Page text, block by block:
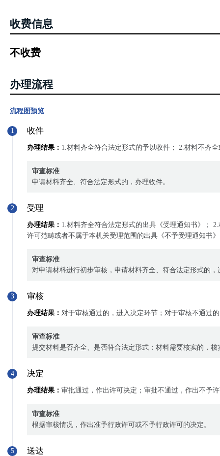
收费信息
不收费
办理流程
流程图预览
1 收件
办理结果： 1.材料齐全符合法定形式的予以收件； 2.材料不齐
审查标准
申请材料齐全、符合法定形式的，办理收件。
2 受理
办理结果： 1.材料齐全符合法定形式的出具《受理通知书》；
许可范畴或者不属于本机关受理范围的出具《不予受理通知书
审查标准
对申请材料进行初步审核，申请材料齐全、符合法定形式的，
3 审核
办理结果： 对于审核通过的，进入决定环节；对于审核不通过
审查标准
提交材料是否齐全、是否符合法定形式；材料需要核实的，核
4 决定
办理结果： 审批通过，作出许可决定；审批不通过，作出不予
审查标准
根据审核情况，作出准予行政许可或不予行政许可的决定。
5 送达